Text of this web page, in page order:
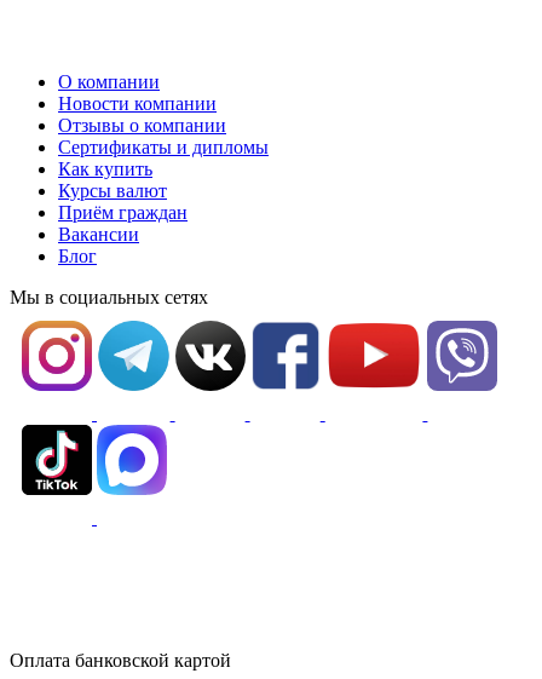
О компании
Новости компании
Отзывы о компании
Сертификаты и дипломы
Как купить
Курсы валют
Приём граждан
Вакансии
Блог
Мы в социальных сетях
Оплата банковской картой